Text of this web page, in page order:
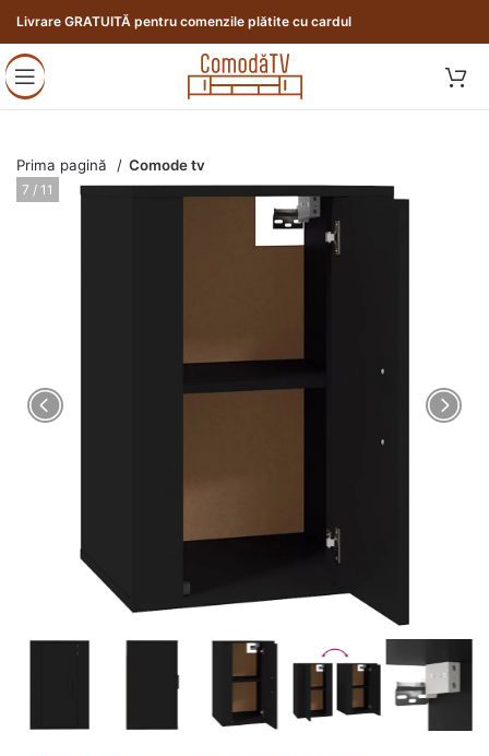
Livrare GRATUITĂ pentru comenzile plătite cu cardul
Prima pagină Comode tv
8 / 11